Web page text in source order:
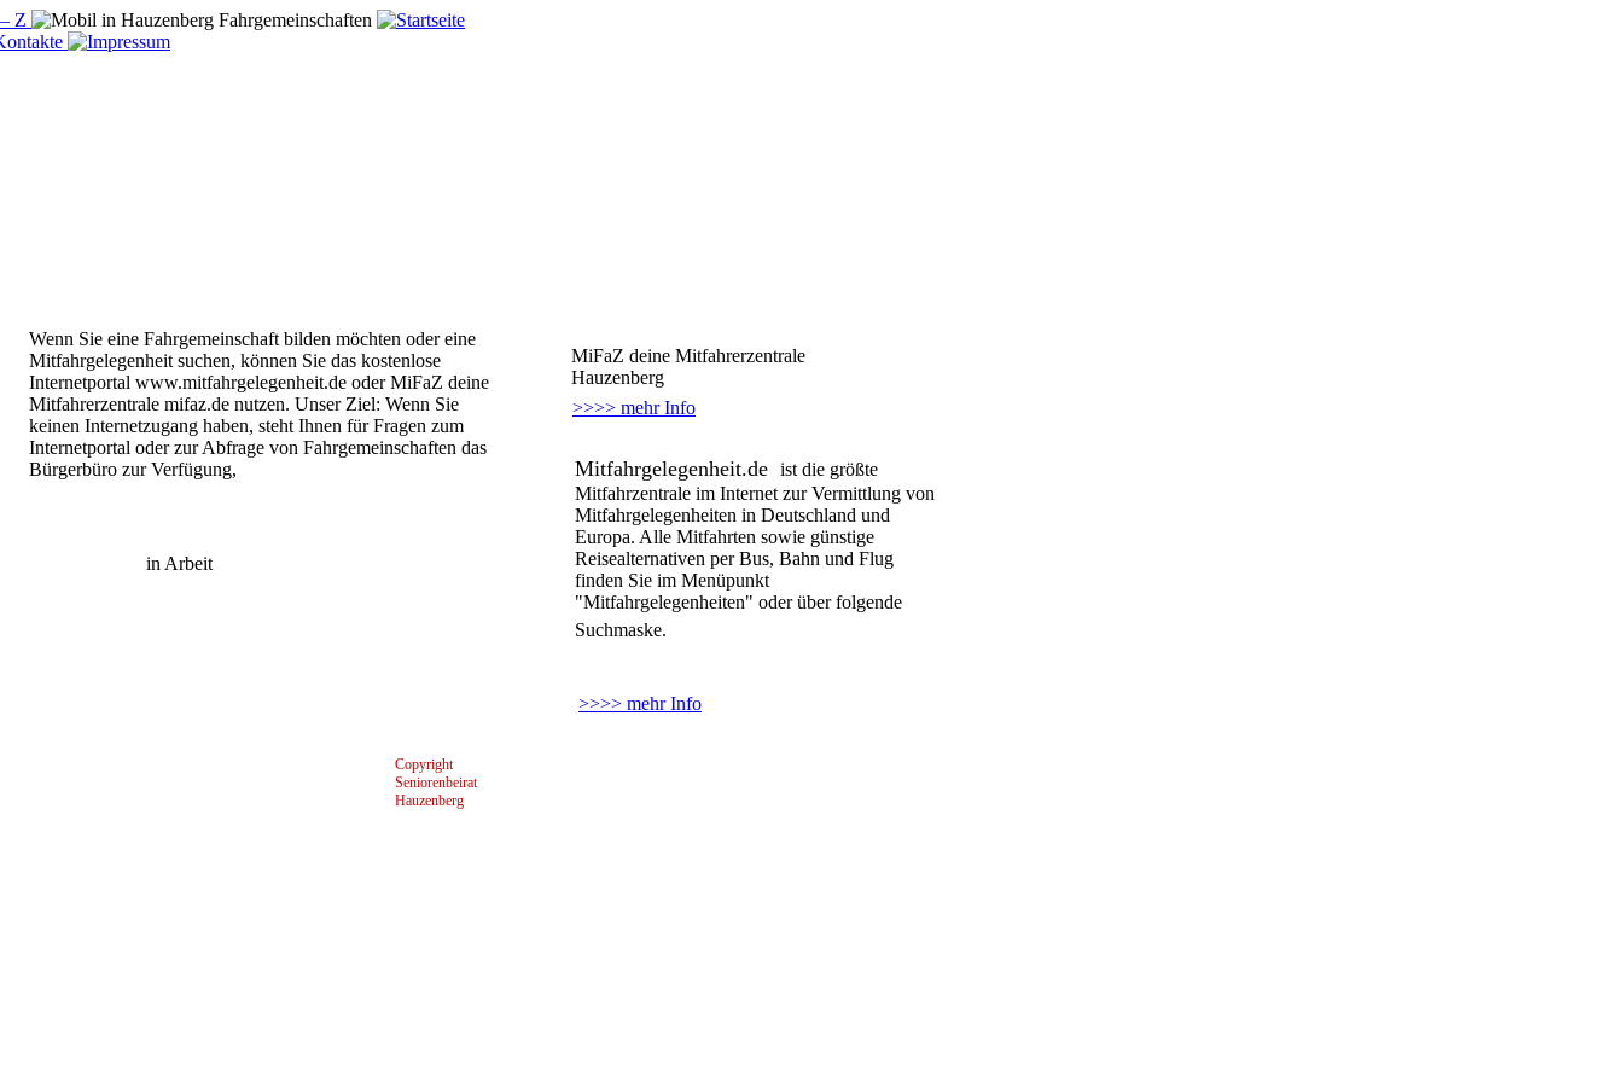
Copyright
Seniorenbeirat
Hauzenberg
Wenn Sie eine Fahrgemeinschaft bilden möchten oder eine
Mitfahrgelegenheit suchen, können Sie das kostenlose
Internetportal www.mitfahrgelegenheit.de oder MiFaZ deine
Mitfahrerzentrale mifaz.de nutzen. Unser Ziel: Wenn Sie
keinen Internetzugang haben, steht Ihnen für Fragen zum
Internetportal oder zurAbfrage von Fahrgemeinschaften das
Bürgerbüro zur Verfügung,
in Arbeit
MiFaZ deine Mitfahrerzentrale
Hauzenberg
Mitfahrgelegenheit.de ist die größte
Mitfahrzentrale im Internet zur Vermittlung von
Mitfahrgelegenheiten in Deutschland und
Europa. Alle Mitfahrten sowie günstige
Reisealternativen per Bus, Bahn und Flug
finden Sie im Menüpunkt
"Mitfahrgelegenheiten" oder über folgende
Suchmaske.
>>>> mehr Info
>>>> mehr Info